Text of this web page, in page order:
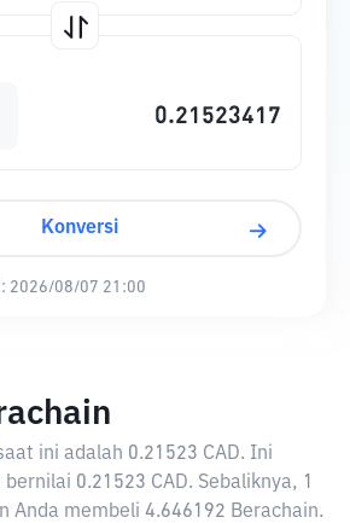
Konversi
2026/08/07 21:00
ini adalah 0.21523 CAD. Ini
0.21523 CAD. Sebaliknya, 1
Anda membeli 4.646192 Berachain.